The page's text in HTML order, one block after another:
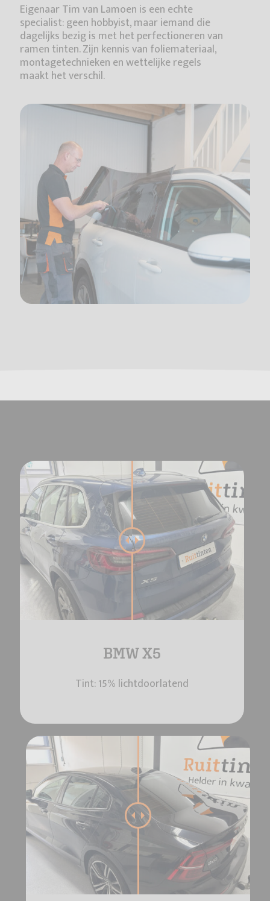
Eigenaar Tim van Lamoen is een echte
specialist: geen hobbyist, maar iemand die
dagelijks bezig is met het perfectioneren van
ramen tinten. Zijn kennis van foliemateriaal,
montagetechnieken en wettelijke regels
maakt het verschil.
BMW X5
Tint: 15% lichtdoorlatend